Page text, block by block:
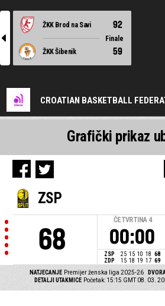
l
ŽKK Brod na Savi 92
Finale
ŽKK Šibenik
59
CROATIAN BASKETBALL
ZSP
68
ČETVRTINA 4
00:00
ZSP 25 15 10 18 68
ZDP
15 18 19 17 69
NATJECANJE Premijer ženska liga 2025-26
DETALJI UTAKMICE Početak: 15:15 GMT 08. 03.
Grafički prikaz